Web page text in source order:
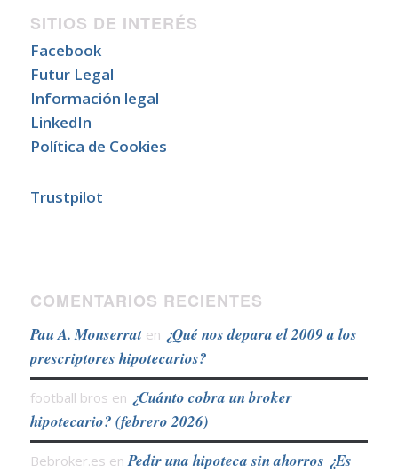
SITIOS DE INTERÉS
Facebook
Futur Legal
Información legal
LinkedIn
Política de Cookies
Trustpilot
COMENTARIOS RECIENTES
Pau A. Monserraten ¿Qué nos depara el 2009 a los
prescriptores hipotecarios?
football bros en ¿Cuánto cobra un broker
hipotecario? (febrero 2026)
Bebroker.es enPedir una hipoteca sin ahorros ¿Es